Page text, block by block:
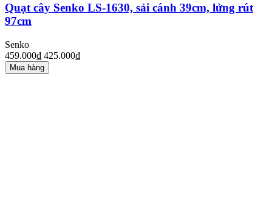
Quạt cây Senko LS-1630, sải cánh 39cm, lửng rút
97cm
Senko
459.000₫ 425.000₫
Mua hàng